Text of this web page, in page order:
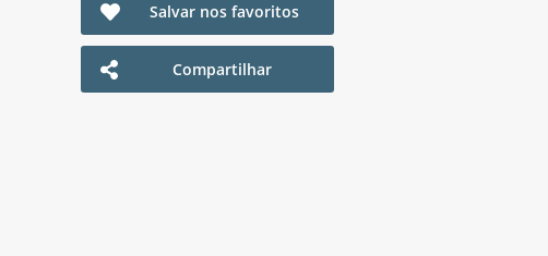
Salvar nos favoritos
Compartilhar